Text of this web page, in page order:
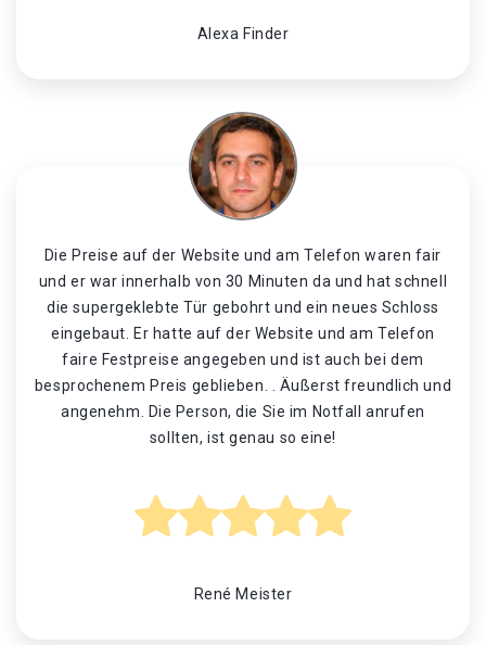
Alexa Finder
Die Preise auf der Website und am Telefon waren fair
und er war innerhalb von 30 Minuten da und hat schnell
die supergeklebte Tür gebohrt und ein neues Schloss
eingebaut. Er hatte auf der Website und am Telefon
faire Festpreise angegeben und ist auch bei dem
besprochenem Preis geblieben. . Äußerst freundlich und
angenehm. Die Person, die Sie im Notfall anrufen
sollten, ist genau so eine!
René Meister